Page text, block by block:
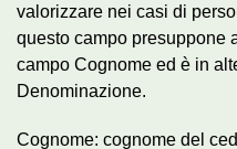
valorizzare nei casi di
questo campo presuppone
campo Cognome ed è in
Denominazione.
Cognome: cognome del